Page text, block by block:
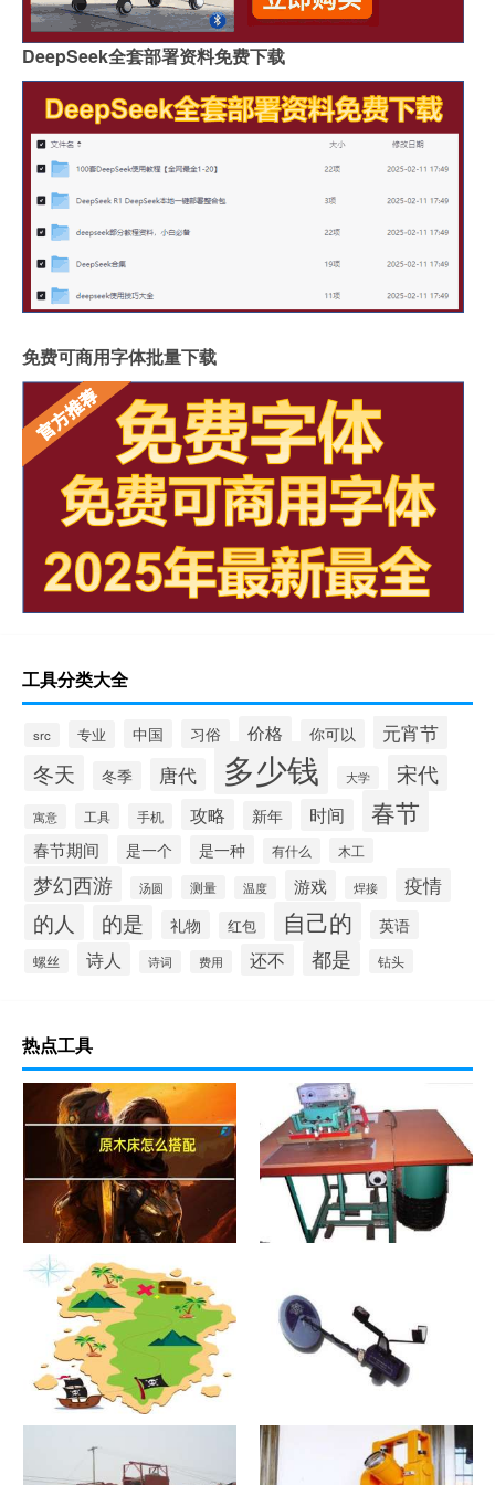
DeepSeek全套部署资料免费下载
免费可商用字体批量下载
工具分类大全
src 专业 中国 习俗 价格 你可以 元宵节
冬天 冬季 唐代 多少钱 大学 宋代
寓意 工具 手机 攻略 新年 时间 春节
春节期间 是一个 是一种 有什么 木工
梦幻西游 汤圆 测量 温度 游戏 焊接 疫情
的人 的是 礼物 红包 自己的 英语
螺丝 诗人 诗词 费用 还不 都是 钻头
热点工具
原木床怎么搭配
寻宝？寻宝2021价格和图文详
探测器？探测器2021价格和图
文详情